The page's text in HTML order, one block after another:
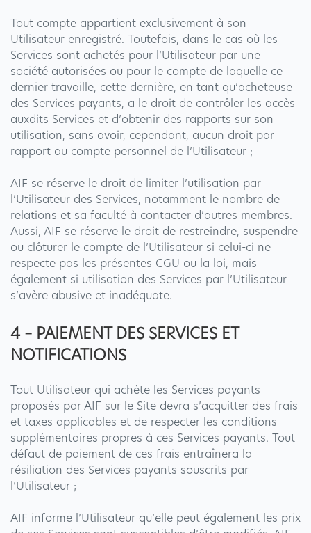
Tout compte appartient exclusivement à son
Utilisateur enregistré. Toutefois, dans le cas où les
Services sont achetés pour l’Utilisateur par une
société autorisées ou pour le compte de laquelle ce
dernier travaille, cette dernière, en tant qu’acheteuse
des Services payants, a le droit de contrôler les accès
auxdits Services et d’obtenir des rapports sur son
utilisation, sans avoir, cependant, aucun droit par
rapport au compte personnel de l’Utilisateur ;
AIF se réserve le droit de limiter l’utilisation par
l’Utilisateur des Services, notamment le nombre de
relations et sa faculté à contacter d’autres membres.
Aussi, AIF se réserve le droit de restreindre, suspendre
ou clôturer le compte de l’Utilisateur si celui-ci ne
respecte pas les présentes CGU ou la loi, mais
également si utilisation des Services par l’Utilisateur
s’avère abusive et inadéquate.
4 – PAIEMENT DES SERVICES ET
NOTIFICATIONS
Tout Utilisateur qui achète les Services payants
proposés par AIF sur le Site devra s’acquitter des frais
et taxes applicables et de respecter les conditions
supplémentaires propres à ces Services payants. Tout
défaut de paiement de ces frais entraînera la
résiliation des Services payants souscrits par
l’Utilisateur ;
AIF informe l’Utilisateur qu’elle peut également les prix